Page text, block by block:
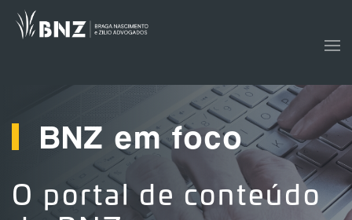
BNZ em foco
O portal de conteúdo